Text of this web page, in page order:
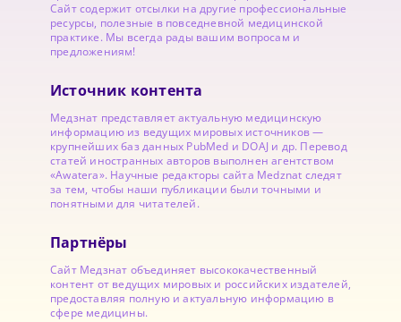
Сайт содержит отсылки на другие профессиональные
ресурсы, полезные в повседневной медицинской
практике. Мы всегда рады вашим вопросам и
предложениям!
Источник контента
Медзнат представляет актуальную медицинскую
информацию из ведущих мировых источников —
крупнейших баз данных PubMed и DOAJ и др. Перевод
статей иностранных авторов выполнен агентством
«Awatera». Научные редакторы сайта Medznat следят
за тем, чтобы наши публикации были точными и
понятными для читателей.
Партнёры
Сайт Медзнат объединяет высококачественный
контент от ведущих мировых и российских издателей,
предоставляя полную и актуальную информацию в
сфере медицины.